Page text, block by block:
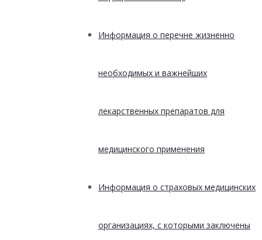
Информация о перечне жизненно
необходимых и важнейших
лекарственных препаратов для
медицинского применения
Информация о страховых медицинских
организациях, с которыми заключены